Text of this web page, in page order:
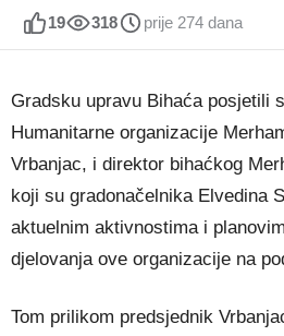
19 318 prije 274 dana
Gradsku upravu Bihaća posjetili
Humanitarne organizacije
Vrbanjac, i direktor bihaćkog
koji su gradonačelnika Elvedina
aktuelnim aktivnostima i
djelovanja ove organizacije na
Tom prilikom predsjednik